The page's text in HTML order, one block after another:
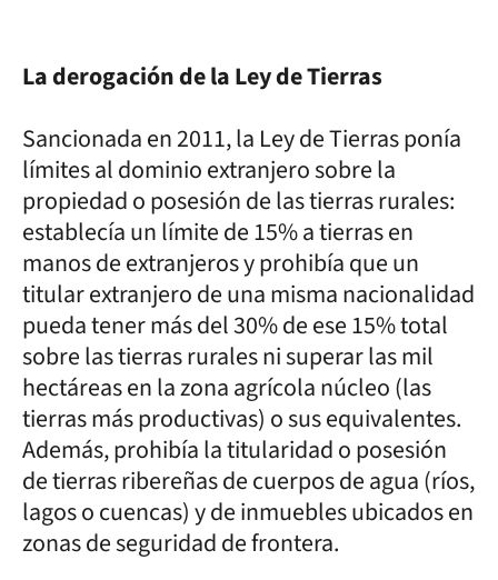
La derogación de la Ley de Tierras
Sancionada en 2011, la Ley de Tierras ponía
límites al dominio extranjero sobre la
propiedad o posesión de las tierras rurales:
establecía un límite de 15% a tierras en
manos de extranjeros y prohibía que un
titular extranjero de una misma nacionalidad
pueda tener más del 30% de ese 15% total
sobre las tierras rurales ni superar las mil
hectáreas en la zona agrícola núcleo (las
tierras más productivas) o sus equivalentes.
Además, prohibía la titularidad o posesión
de tierras ribereñas de cuerpos de agua (ríos,
lagos o cuencas) y de inmuebles ubicados en
zonas de seguridad de frontera.